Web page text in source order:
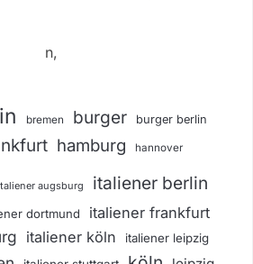
n,
bremen burger burger berlin
hamburg hannover
augsburg italiener berlin
dortmund italiener frankfurt
italiener köln italiener leipzig